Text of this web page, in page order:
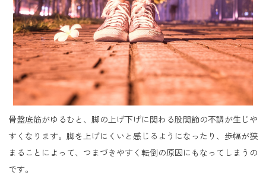
骨盤底筋がゆるむと、脚の上げ下げに関わる股関節の不調が生じや
すくなります。脚を上げにくいと感じるようになったり、歩幅が狭
まることによって、つまづきやすく転倒の原因にもなってしまうの
です。